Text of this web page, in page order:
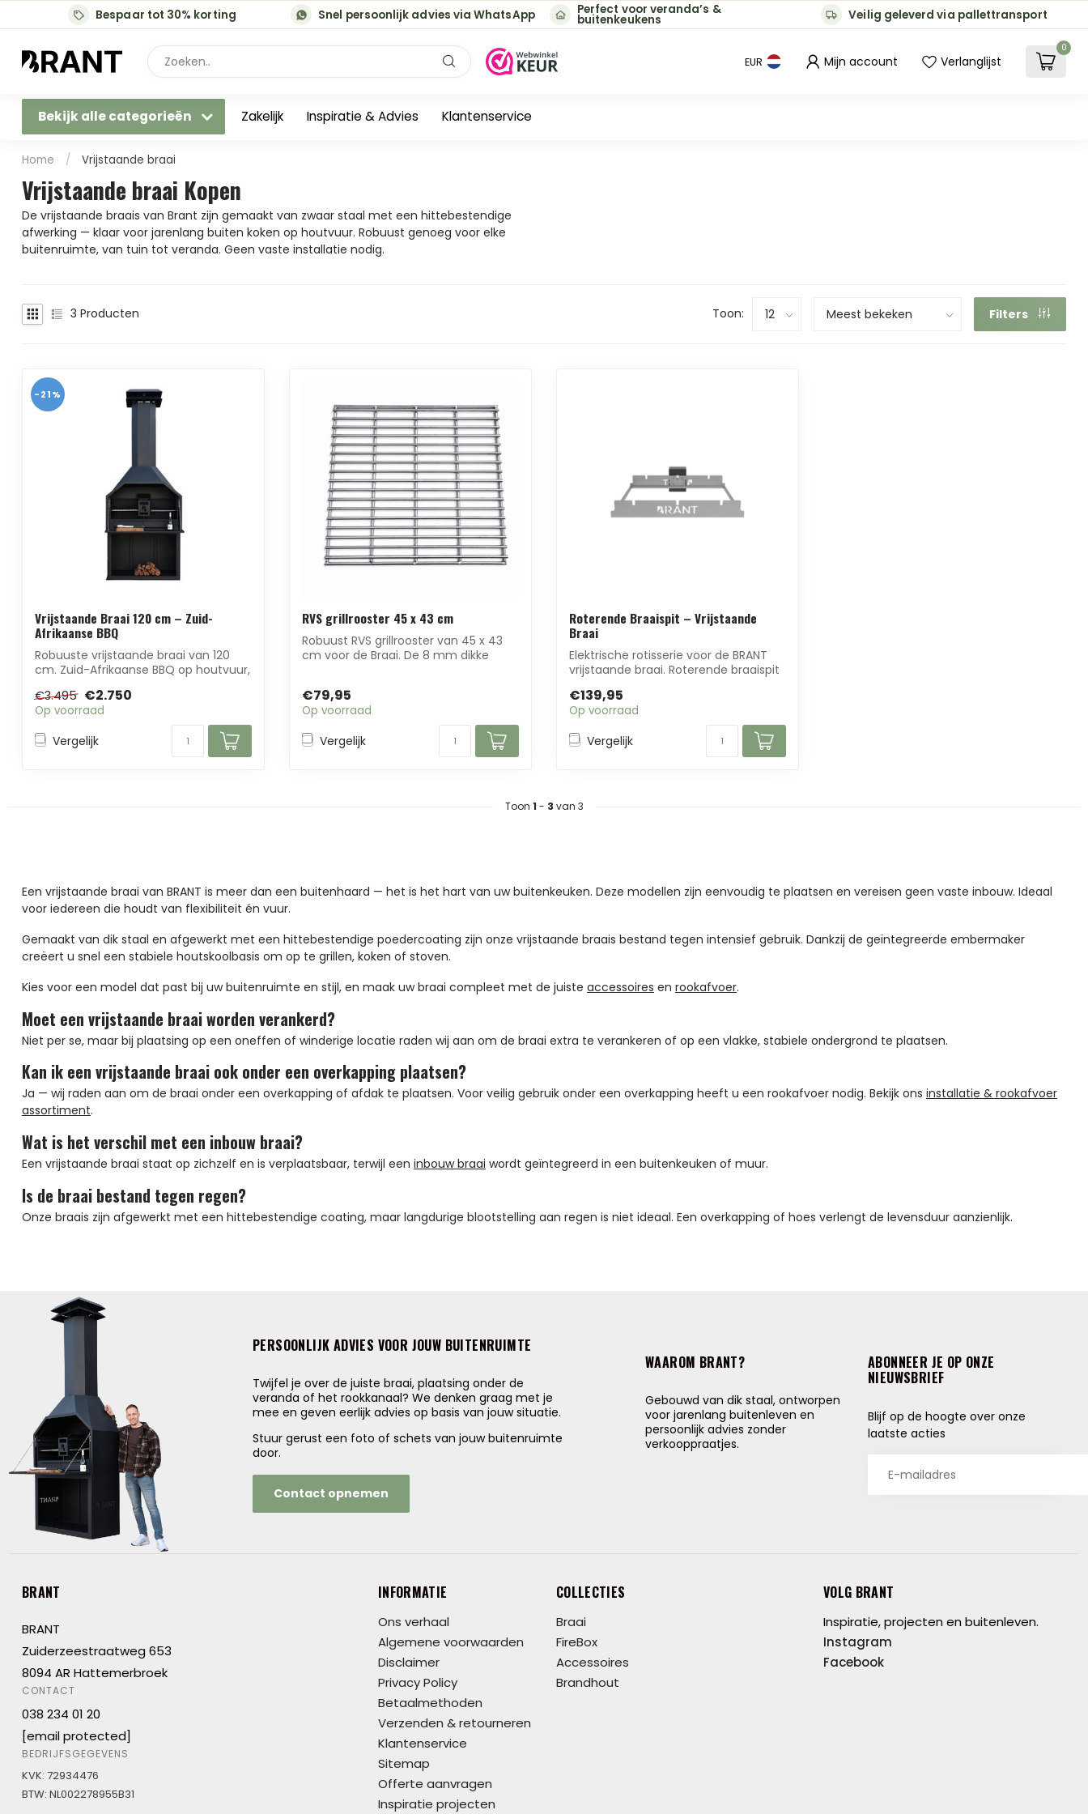
Bespaar tot 30% korting Snel persoonlijk advies via WhatsApp Perfect voor veranda’s &
buitenkeukens Veilig geleverd via pallettransport
EUR Mijn account Verlanglijst
0
Bekijk alle categorieën Zakelijk Inspiratie & Advies Klantenservice
Home / Vrijstaande braai
Vrijstaande braai Kopen
De vrijstaande braais van Brant zijn gemaakt van zwaar staal met een hittebestendige
afwerking — klaar voor jarenlang buiten koken op houtvuur. Robuust genoeg voor elke
buitenruimte, van tuin tot veranda. Geen vaste installatie nodig.
3 Producten Toon: Filters
-21%
Vrijstaande Braai 120 cm – Zuid-
Afrikaanse BBQ
Robuuste vrijstaande braai van 120
cm. Zuid-Afrikaanse BBQ op houtvuur,
€3.495 €2.750
Op voorraad
Vergelijk
RVS grillrooster 45 x 43 cm
Robuust RVS grillrooster van 45 x 43
cm voor de Braai. De 8 mm dikke
€79,95
Op voorraad
Vergelijk
Roterende Braaispit – Vrijstaande
Braai
Elektrische rotisserie voor de BRANT
vrijstaande braai. Roterende braaispit
€139,95
Op voorraad
Vergelijk
Toon 1 - 3 van 3
Een vrijstaande braai van BRANT is meer dan een buitenhaard — het is het hart van uw buitenkeuken. Deze modellen zijn eenvoudig te plaatsen en vereisen geen vaste inbouw. Ideaal
voor iedereen die houdt van flexibiliteit én vuur.
Gemaakt van dik staal en afgewerkt met een hittebestendige poedercoating zijn onze vrijstaande braais bestand tegen intensief gebruik. Dankzij de geïntegreerde embermaker
creëert u snel een stabiele houtskoolbasis om op te grillen, koken of stoven.
Kies voor een model dat past bij uw buitenruimte en stijl, en maak uw braai compleet met de juiste accessoires en rookafvoer.
Moet een vrijstaande braai worden verankerd?
Niet per se, maar bij plaatsing op een oneffen of winderige locatie raden wij aan om de braai extra te verankeren of op een vlakke, stabiele ondergrond te plaatsen.
Kan ik een vrijstaande braai ook onder een overkapping plaatsen?
Ja — wij raden aan om de braai onder een overkapping of afdak te plaatsen. Voor veilig gebruik onder een overkapping heeft u een rookafvoer nodig. Bekijk ons installatie & rookafvoer
assortiment.
Wat is het verschil met een inbouw braai?
Een vrijstaande braai staat op zichzelf en is verplaatsbaar, terwijl een inbouw braai wordt geïntegreerd in een buitenkeuken of muur.
Is de braai bestand tegen regen?
Onze braais zijn afgewerkt met een hittebestendige coating, maar langdurige blootstelling aan regen is niet ideaal. Een overkapping of hoes verlengt de levensduur aanzienlijk.
PERSOONLIJK ADVIES VOOR JOUW BUITENRUIMTE
Twijfel je over de juiste braai, plaatsing onder de
veranda of het rookkanaal? We denken graag met je
mee en geven eerlijk advies op basis van jouw situatie.
Stuur gerust een foto of schets van jouw buitenruimte
door.
Contact opnemen
WAAROM BRANT?
Gebouwd van dik staal, ontworpen
voor jarenlang buitenleven en
persoonlijk advies zonder
verkooppraatjes.
ABONNEER JE OP ONZE
NIEUWSBRIEF
Blijf op de hoogte over onze
laatste acties
BRANT
BRANT
Zuiderzeestraatweg 653
8094 AR Hattemerbroek
CONTACT
038 234 01 20
[email protected]
BEDRIJFSGEGEVENS
KVK: 72934476
BTW: NL002278955B31
INFORMATIE
Ons verhaal
Algemene voorwaarden
Disclaimer
Privacy Policy
Betaalmethoden
Verzenden & retourneren
Klantenservice
Sitemap
Offerte aanvragen
Inspiratie projecten
COLLECTIES
Braai
FireBox
Accessoires
Brandhout
VOLG BRANT
Inspiratie, projecten en buitenleven.
Instagram
Facebook